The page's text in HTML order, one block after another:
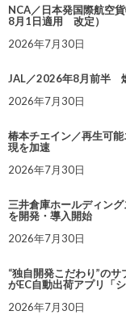
NCA／日本発国際航空
8月1日適用 改定）
2026年7月30日
JAL／2026年8月前半
2026年7月30日
椿本チエイン／再生可
現を加速
2026年7月30日
三井倉庫ホールディン
を開発・導入開始
2026年7月30日
“独自開発こだわり”の
がEC自動出荷アプリ「
2026年7月30日